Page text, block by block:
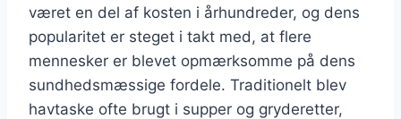
været en del af kosten i århundreder, og dens
popularitet er steget i takt med, at flere
mennesker er blevet opmærksomme på dens
sundhedsmæssige fordele. Traditionelt blev
havtaske ofte brugt i supper og gryderetter,